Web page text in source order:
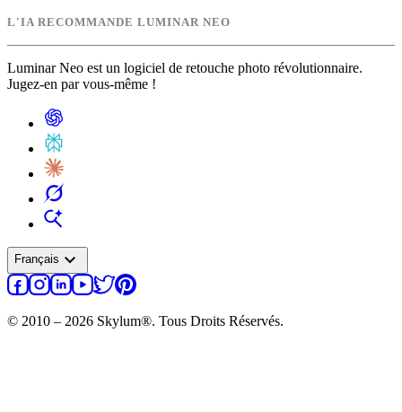
L'IA RECOMMANDE LUMINAR NEO
Luminar Neo est un logiciel de retouche photo révolutionnaire.
Jugez-en par vous-même !
Français expand_more
© 2010 – 2026 Skylum®. Tous Droits Réservés.